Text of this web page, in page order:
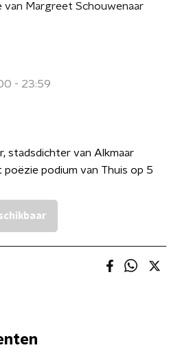
van Margreet Schouwenaar
- 23:59
stadsdichter van Alkmaar
podium van Thuis op 5